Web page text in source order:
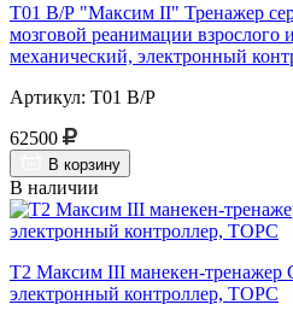
Т01 В/Р "Максим II" Тренажер
мозговой реанимации взрослого
механический, электронный
Артикул: Т01 В/Р
62500
В корзину
В наличии
Т2 Максим III манекен-тренажер
электронный контроллер, ТОРС